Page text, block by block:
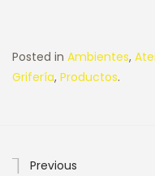
Posted in Ambientes,
Grifería, Productos.
Previous